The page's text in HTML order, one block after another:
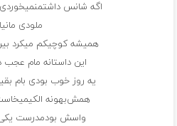
اگه شانس
ملودی مانیا
همیشه کوچیکم میکرد
این داستانه مام عجب
یه روز خوب بودی بام
همش‌بهونه
واسش بودمدرست یکی